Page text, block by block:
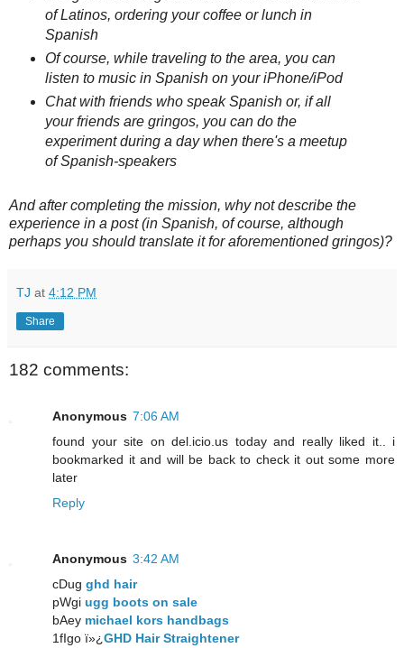
of Latinos, ordering your coffee or lunch in
Spanish
Of course, while traveling to the area, you can
listen to music in Spanish on your iPhone/iPod
Chat with friends who speak Spanish or, if all
your friends are gringos, you can do the
experiment during a day when there's a meetup
of Spanish-speakers
And after completing the mission, why not describe the
experience in a post (in Spanish, of course, although
perhaps you should translate it for aforementioned gringos)?
TJ at 4:12 PM
Share
182 comments:
Anonymous 7:06 AM
found your site on del.icio.us today and really liked it.. i
bookmarked it and will be back to check it out some more
later
Reply
Anonymous 3:42 AM
cDug ghd hair
pWgi ugg boots on sale
bAey michael kors handbags
1fIgo ï»¿GHD Hair Straightener